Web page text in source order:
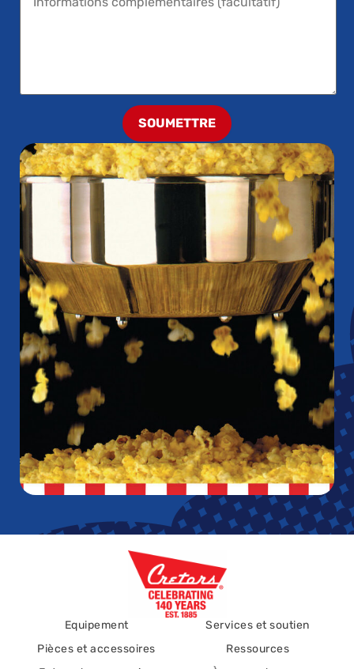
SOUMETTRE
Equipement
Pièces et accessoires
Services et soutien
Ressources